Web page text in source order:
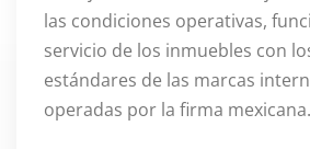
las condiciones operativas,
servicio de los inmuebles con
estándares de las marcas
operadas por la firma mexicana.